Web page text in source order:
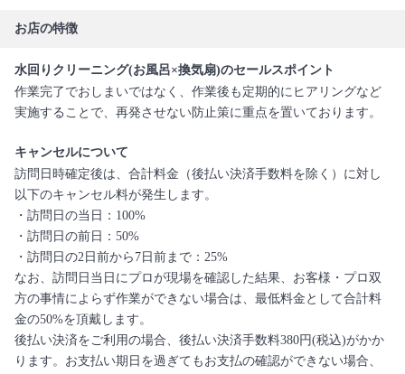
お店の特徴
水回りクリーニング(お風呂×換気扇)のセールスポイント
作業完了でおしまいではなく、作業後も定期的にヒアリングなど
実施することで、再発させない防止策に重点を置いております。
キャンセルについて
訪問日時確定後は、合計料金（後払い決済手数料を除く）に対し
以下のキャンセル料が発生します。
・訪問日の当日：100%
・訪問日の前日：50%
・訪問日の2日前から7日前まで：25%
なお、訪問日当日にプロが現場を確認した結果、お客様・プロ双
方の事情によらず作業ができない場合は、最低料金として合計料
金の50%を頂戴します。
後払い決済をご利用の場合、後払い決済手数料380円(税込)がかか
ります。お支払い期日を過ぎてもお支払の確認ができない場合、